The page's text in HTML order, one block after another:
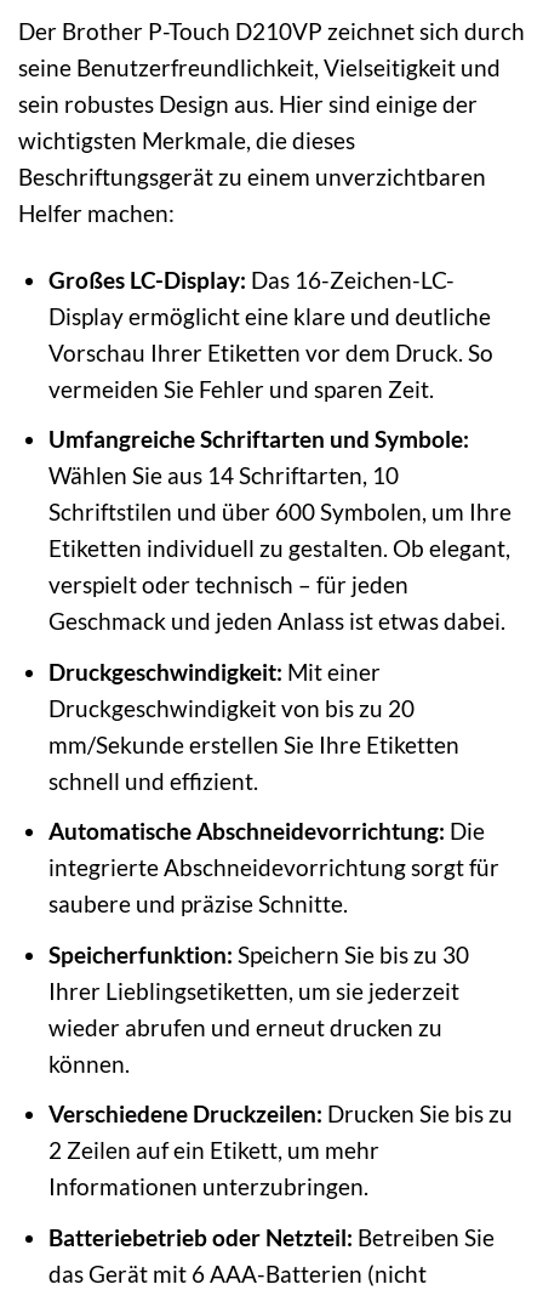
Der Brother P-Touch D210VP zeichnet sich durch
seine Benutzerfreundlichkeit, Vielseitigkeit und
sein robustes Design aus. Hier sind einige der
wichtigsten Merkmale, die dieses
Beschriftungsgerät zu einem unverzichtbaren
Helfer machen:
Großes LC-Display: Das 16-Zeichen-LC-
Display ermöglicht eine klare und deutliche
Vorschau Ihrer Etiketten vor dem Druck. So
vermeiden Sie Fehler und sparen Zeit.
Umfangreiche Schriftarten und Symbole:
Wählen Sie aus 14 Schriftarten, 10
Schriftstilen und über 600 Symbolen, um Ihre
Etiketten individuell zu gestalten. Ob elegant,
verspielt oder technisch – für jeden
Geschmack und jeden Anlass ist etwas dabei.
Druckgeschwindigkeit: Mit einer
Druckgeschwindigkeit von bis zu 20
mm/Sekunde erstellen Sie Ihre Etiketten
schnell und effizient.
Automatische Abschneidevorrichtung: Die
integrierte Abschneidevorrichtung sorgt für
saubere und präzise Schnitte.
Speicherfunktion: Speichern Sie bis zu 30
Ihrer Lieblingsetiketten, um sie jederzeit
wieder abrufen und erneut drucken zu
können.
Verschiedene Druckzeilen: Drucken Sie bis zu
2 Zeilen auf ein Etikett, um mehr
Informationen unterzubringen.
Batteriebetrieb oder Netzteil: Betreiben Sie
das Gerät mit 6 AAA-Batterien (nicht